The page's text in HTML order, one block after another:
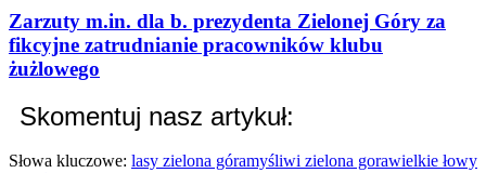
Zarzuty m.in. dla b. prezydenta Zielonej Góry za
fikcyjne zatrudnianie pracowników klubu
żużlowego
Skomentuj nasz artykuł:
Słowa kluczowe: lasy zielona góramyśliwi zielona gorawielkie łowy